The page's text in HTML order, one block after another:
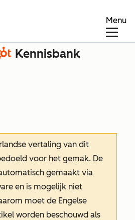
Menu
Kennisbank
vertaling van dit
voor het gemak. De
gemaakt via
en is mogelijk niet
moet de Engelse
worden beschouwd als